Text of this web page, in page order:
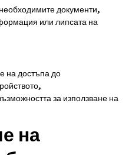
документи,
или липсата на
на достъпа до
за използване на
на